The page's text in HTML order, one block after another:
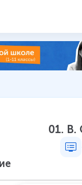
01. В.